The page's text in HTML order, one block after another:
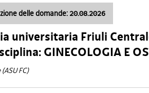
delle domande: 20.08.2026
universitaria Friuli
GINECOLOGIA E
FC)